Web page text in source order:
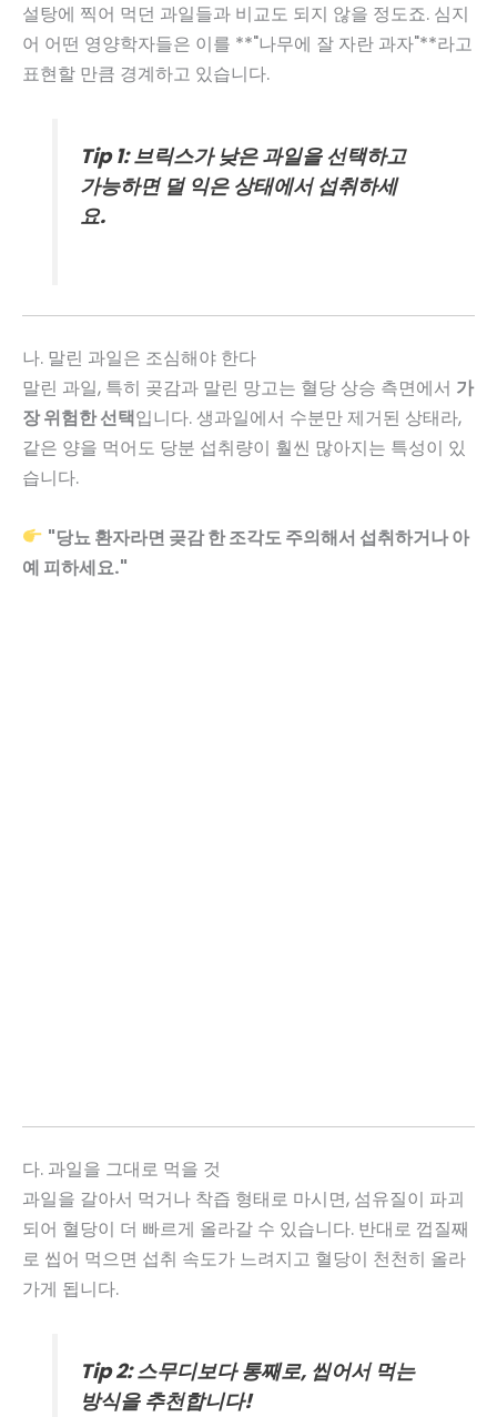
설탕에 찍어 먹던 과일들과 비교도 되지 않을 정도죠. 심지
어 어떤 영양학자들은 이를 **"나무에 잘 자란 과자"**라고
표현할 만큼 경계하고 있습니다.
Tip 1: 브릭스가 낮은 과일을 선택하고
가능하면 덜 익은 상태에서 섭취하세
요.
나. 말린 과일은 조심해야 한다
말린 과일, 특히 곶감과 말린 망고는 혈당 상승 측면에서 가
장 위험한 선택입니다. 생과일에서 수분만 제거된 상태라,
같은 양을 먹어도 당분 섭취량이 훨씬 많아지는 특성이 있
습니다.
"당뇨 환자라면 곶감 한 조각도 주의해서 섭취하거나 아
예 피하세요."
다. 과일을 그대로 먹을 것
과일을 갈아서 먹거나 착즙 형태로 마시면, 섬유질이 파괴
되어 혈당이 더 빠르게 올라갈 수 있습니다. 반대로 껍질째
로 씹어 먹으면 섭취 속도가 느려지고 혈당이 천천히 올라
가게 됩니다.
Tip 2: 스무디보다 통째로, 씹어서 먹는
방식을 추천합니다!